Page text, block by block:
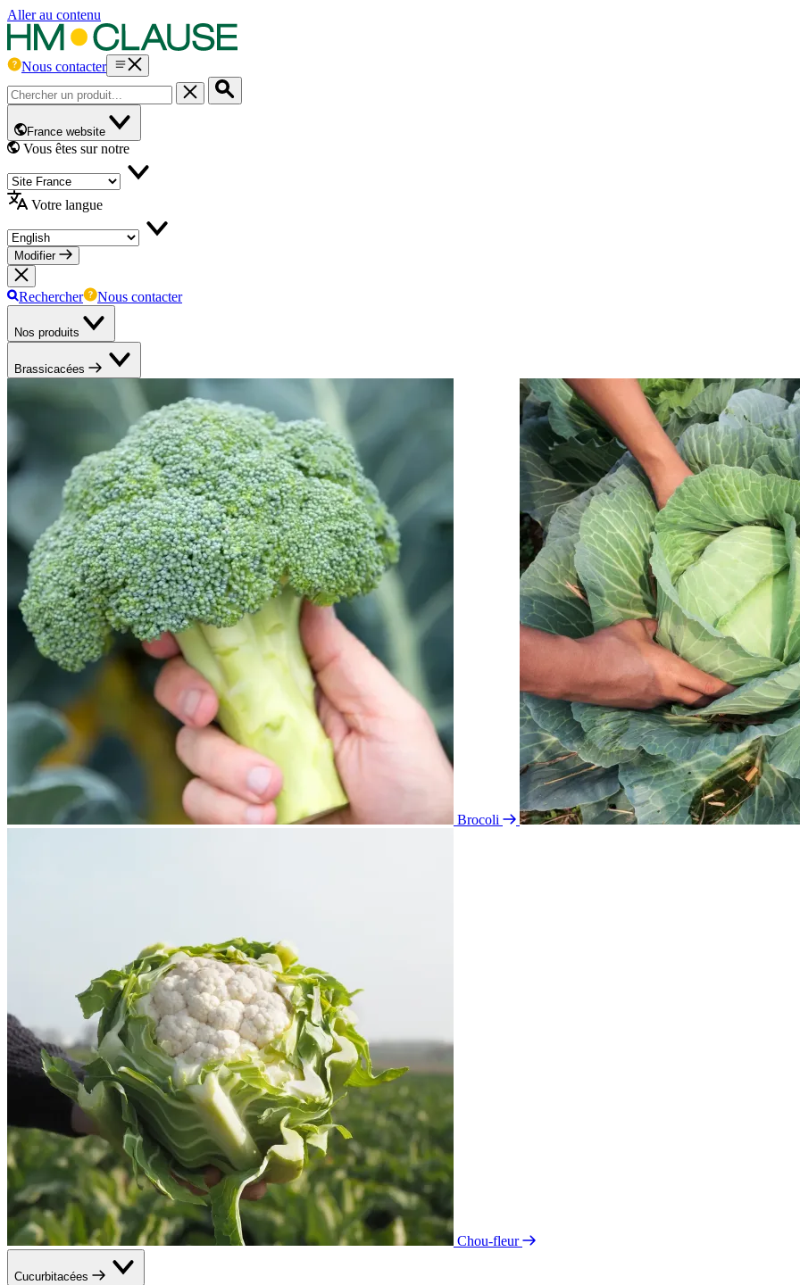
Aller au contenu
Nous contacter
France website
Vous êtes sur notre
Votre langue
Modifier
Rechercher Nous contacter
Nos produits
Brassicacées
Brocoli
Chou-fleur
Cucurbitacées